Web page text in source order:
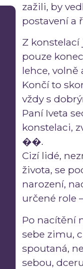
zažili, by
postavení a
Z
pouze
lehce, volně
Končí to
vždy s
Paní Iveta
konstelaci,
��.
Cizí lidé,
života, se
narození,
určené role
Po nacítění
sebe zimu,
spoutaná,
sebou,